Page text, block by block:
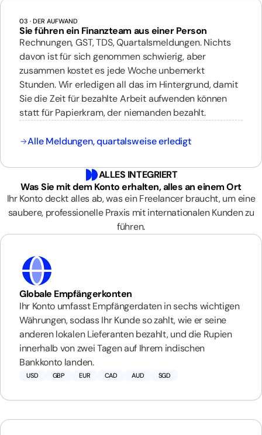
03 · DER AUFWAND
Sie führen ein Finanzteam aus einer Person
Rechnungen, GST, TDS, Quartalsmeldungen. Nichts
davon ist für sich genommen schwierig, aber
zusammen kostet es jede Woche unbemerkt
Stunden. Wir erledigen all das im Hintergrund, damit
Sie die Zeit für bezahlte Arbeit aufwenden können
statt für Papierkram, der niemanden bezahlt.
Alle Meldungen, quartalsweise erledigt
ALLES INTEGRIERT
Was Sie mit dem Konto erhalten, alles an einem Ort
Ihr Konto deckt alles ab, was ein Freelancer braucht, um eine
saubere, professionelle Praxis mit internationalen Kunden zu
führen.
Globale Empfängerkonten
Ihr Konto umfasst Empfängerdaten in sechs wichtigen
Währungen, sodass Ihr Kunde so zahlt, wie er seine
anderen lokalen Lieferanten bezahlt, und die Rupien
innerhalb von zwei Tagen auf Ihrem indischen
Bankkonto landen.
USD GBP EUR CAD AUD SGD